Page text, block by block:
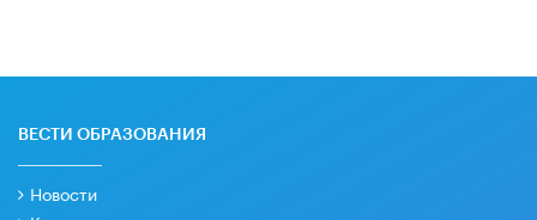
ВЕСТИ ОБРАЗОВАНИЯ
Новости